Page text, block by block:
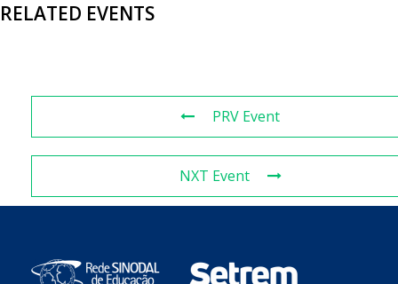
RELATED EVENTS
PRV Event
NXT Event